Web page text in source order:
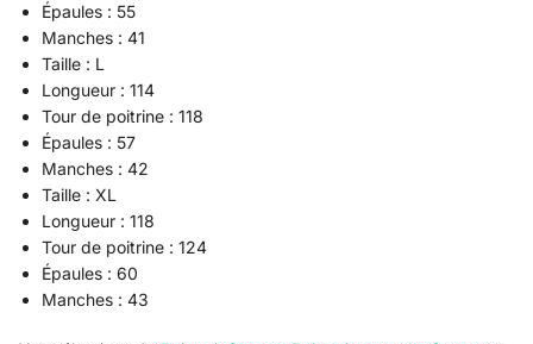
Épaules : 55
Manches : 41
Taille : L
Longueur : 114
Tour de poitrine : 118
Épaules : 57
Manches : 42
Taille : XL
Longueur : 118
Tour de poitrine : 124
Épaules : 60
Manches : 43